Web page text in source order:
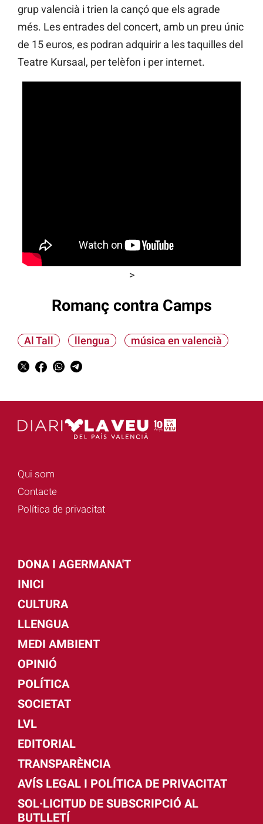
grup valencià i trien la cançó que els agrade
més. Les entrades del concert, amb un preu únic
de 15 euros, es podran adquirir a les taquilles del
Teatre Kursaal, per telèfon i per internet.
>
Romanç contra Camps
Al Tall llengua música en valencià
Qui som
Contacte
Política de privacitat
DONA I AGERMANA'T
INICI
CULTURA
LLENGUA
MEDI AMBIENT
OPINIÓ
POLÍTICA
SOCIETAT
LVL
EDITORIAL
TRANSPARÈNCIA
AVÍS LEGAL I POLÍTICA DE PRIVACITAT
SOL·LICITUD DE SUBSCRIPCIÓ AL
BUTLLETÍ